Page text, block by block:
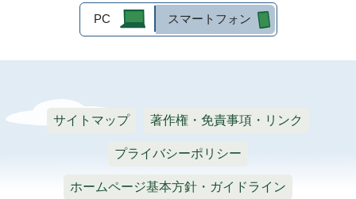
PC スマートフォン
サイトマップ 著作権・免責事項・リンク
プライバシーポリシー
ホームページ基本方針・ガイドライン